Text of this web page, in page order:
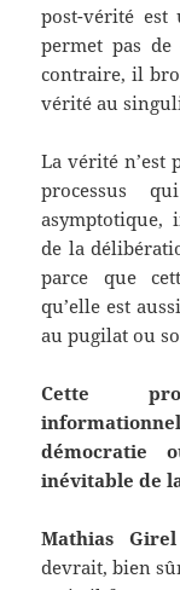
post-vérité est
permet pas
contraire, il
vérité au
La vérité n’est
processus
asymptotique,
de la
parce que
qu’elle est
au pugilat ou
Cette
démocratie
inévitable de
Mathias Girel
devrait, bien